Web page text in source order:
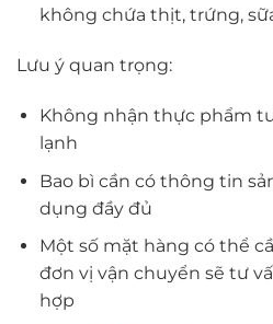
không chứa thịt, trứng,
Lưu ý quan trọng:
Không nhận thực phẩm
lạnh
Bao bì cần có thông tin
dụng đầy đủ
Một số mặt hàng có thể
đơn vị vận chuyển sẽ tư
hợp